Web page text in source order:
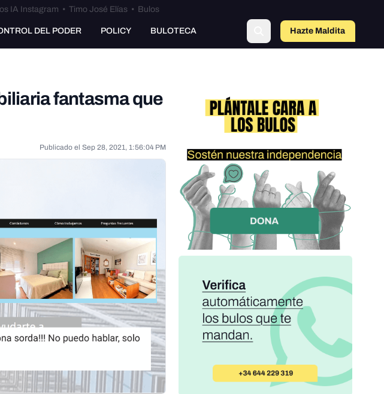
IA Instagram • Timo José Elías • Bulos
DEL PODER POLICY BULOTECA Hazte Maldito
fantasma que
Publicado el Sep 28, 2021, 1:56:04 PM